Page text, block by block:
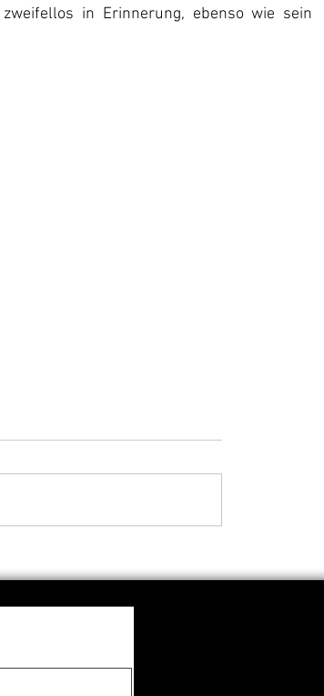
in Erinnerung, ebenso wie sein
vor
Hauptrolle, Regie und